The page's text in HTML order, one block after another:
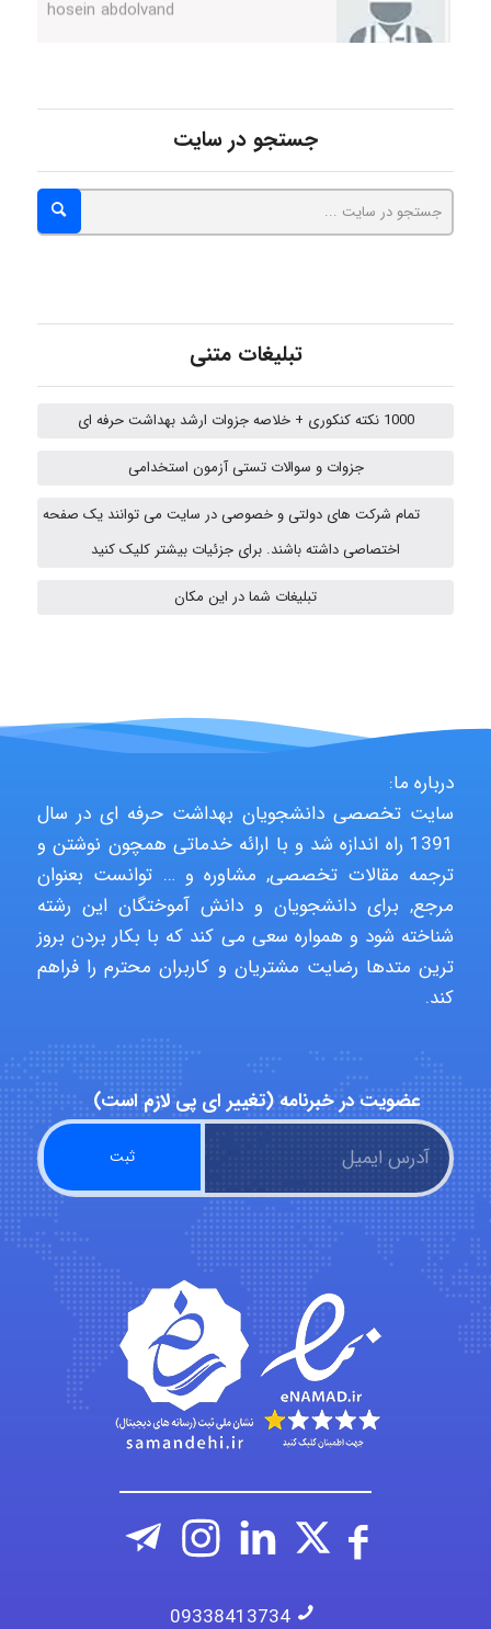
emami
roya_boostani
Poubakhtiari
Alirez0990
hosein abdolvand
emami
ehtesham
Iman Hosseini
Chehri
roya_boostani
جستجو در سایت
تبلیغات متنی
1000 نکته کنکوری + خلاصه جزوات ارشد بهداشت حرفه ای
جزوات و سوالات تستی آزمون استخدامی
تمام شرکت های دولتی و خصوصی در سایت می توانند یک صفحه
اختصاصی داشته باشند. برای جزئیات بیشتر کلیک کنید
تبلیغات شما در این مکان
درباره ما:
سایت تخصصی دانشجویان بهداشت حرفه ای در سال
1391 راه اندازه شد و با ارائه خدماتی همچون نوشتن و
ترجمه مقالات تخصصی, مشاوره و … توانست بعنوان
مرجع, برای دانشجویان و دانش آموختگان این رشته
شناخته شود و همواره سعی می کند که با بکار بردن بروز
ترین متدها رضایت مشتریان و کاربران محترم را فراهم
کند.
عضویت در خبرنامه (تغییر ای پی لازم است)
09338413734